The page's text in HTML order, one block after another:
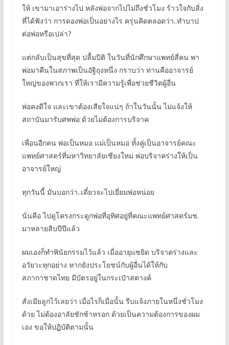
ให้ เขามาเอาร่างไป หลังพ่อจากไปไม่ถึงชั่วโมง ร้าวใจกับสิ่ง
ที่ได้ฟังว่า การดองพ่อเป็นอย่างไร ครุ่นคิดตลอดว่า..ทำบาป
ต่อพ่อหรือเปล่า?
แต่กลับเป็นสุขที่สุด ปลื้มปิติ ในวันที่นักศึกษาแพทย์สี่คน พา
พ่อมาคืนในสภาพเป็นอัฐิถุงหนึ่ง กราบว่า ท่านคืออาจารย์
ใหญ่ของพวกเรา ที่ให้เรามีความรู้เพื่อช่วยชีวิตผู้อื่น
พ่อคงดีใจ และเขาต้องเสียใจแน่ๆ ถ้าในวันนั้น ไม่แจ้งให้
สถาบันมารับศพพ่อ ด้วยไม่ต้องการบริจาค
เพื่อนอีกคน พ่อเป็นหมอ แม่เป็นหมอ ทั้งคู่เป็นอาจารย์คณะ
แพทย์ศาสตร์ที่มหาวิทยาลัยเชียงใหม่ พ่อบริจาคร่างให้เป็น
อาจารย์ใหญ่
ทุกวันนี้ มันบอกว่า..เดี๋ยวจะไปเยี่ยมพ่อหน่อย
นั่นคือ ไปดูโครงกระดูกพ่อที่อุทิศอยู่ที่คณะแพทย์ศาสตร์มช.
มาหลายสิบปีปีแล้ว
ผมเองก็ทำพินัยกรรมไว้แล้ว เมื่ออายุแซยิด บริจาคร่างและ
อวัยวะทุกอย่าง หากยังประโยชน์กับผู้อื่นได้ให้กับ
สภากาชาดไทย มีบัตรอยู่ในกระเป๋าสตางค์
สั่งเมียลูกไว้เลยว่า เมื่อไรก็เมื่อนั้น รีบแจ้งภายในหนึ่งชั่วโมง
ด้วย ไม่ต้องอาลัยชักช้าหรอก ด้วยเป็นความต้องการของผม
เอง ขอให้ปฏิบัติตามนั้น